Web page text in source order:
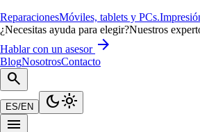
ReparacionesMóviles, tablets y PCs.
¿Necesitas ayuda para elegir?Nuestros
Hablar con un asesor arrow_forward
BlogNosotrosContacto
search
ES/EN dark_modelight_mode
menu